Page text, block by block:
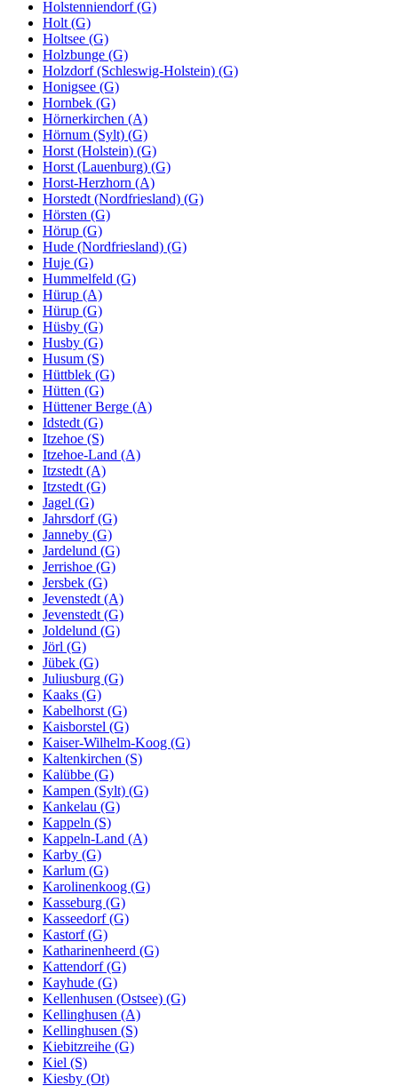
Holstenniendorf (G)
Holt (G)
Holtsee (G)
Holzbunge (G)
Holzdorf (Schleswig-Holstein) (G)
Honigsee (G)
Hornbek (G)
Hörnerkirchen (A)
Hörnum (Sylt) (G)
Horst (Holstein) (G)
Horst (Lauenburg) (G)
Horst-Herzhorn (A)
Horstedt (Nordfriesland) (G)
Hörsten (G)
Hörup (G)
Hude (Nordfriesland) (G)
Huje (G)
Hummelfeld (G)
Hürup (A)
Hürup (G)
Hüsby (G)
Husby (G)
Husum (S)
Hüttblek (G)
Hütten (G)
Hüttener Berge (A)
Idstedt (G)
Itzehoe (S)
Itzehoe-Land (A)
Itzstedt (A)
Itzstedt (G)
Jagel (G)
Jahrsdorf (G)
Janneby (G)
Jardelund (G)
Jerrishoe (G)
Jersbek (G)
Jevenstedt (A)
Jevenstedt (G)
Joldelund (G)
Jörl (G)
Jübek (G)
Juliusburg (G)
Kaaks (G)
Kabelhorst (G)
Kaisborstel (G)
Kaiser-Wilhelm-Koog (G)
Kaltenkirchen (S)
Kalübbe (G)
Kampen (Sylt) (G)
Kankelau (G)
Kappeln (S)
Kappeln-Land (A)
Karby (G)
Karlum (G)
Karolinenkoog (G)
Kasseburg (G)
Kasseedorf (G)
Kastorf (G)
Katharinenheerd (G)
Kattendorf (G)
Kayhude (G)
Kellenhusen (Ostsee) (G)
Kellinghusen (A)
Kellinghusen (S)
Kiebitzreihe (G)
Kiel (S)
Kiesby (Ot)